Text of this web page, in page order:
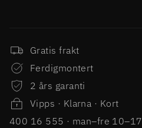
Gratis frakt
Ferdigmontert
2 års garanti
Vipps · Klarna · Kort
400 16 555 · man–fre 10–17